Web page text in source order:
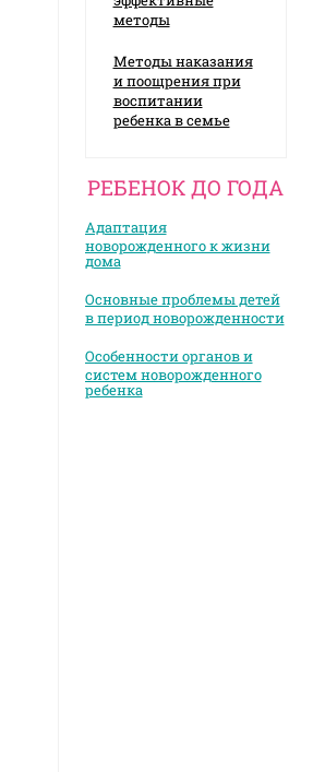
методы
Методы наказания
и поощрения при
воспитании
ребенка в семье
РЕБЕНОК ДО ГОДА
Адаптация
новорожденного к жизни
дома
Основные проблемы детей
в период новорожденности
Особенности органов и
систем новорожденного
ребенка